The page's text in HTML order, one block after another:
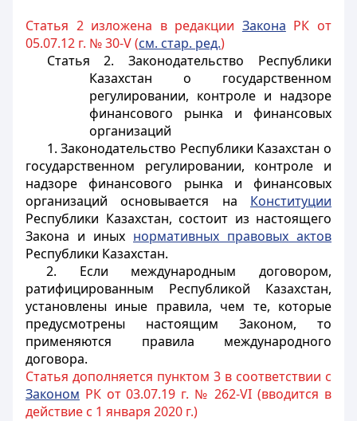
Статья 2 изложена в редакции Закона РК от
05.07.12 г. № 30-V (см. стар. ред.)
Статья 2. Законодательство Республики
Казахстан о государственном
регулировании, контроле и надзоре
финансового рынка и финансовых
организаций
1.Законодательство Республики Казахстан о
государственном регулировании, контроле и
надзоре финансового рынка и финансовых
организаций основывается на Конституции
Республики Казахстан, состоит из настоящего
Закона и иных нормативных правовых актов
Республики Казахстан.
2. Если международным договором,
ратифицированным Республикой Казахстан,
установлены иные правила, чем те, которые
предусмотрены настоящим Законом, то
применяются правила международного
договора.
Статья дополняется пунктом 3 в соответствии с
Законом РК от 03.07.19 г. № 262-VI (вводится в
действие с 1 января 2020 г.)